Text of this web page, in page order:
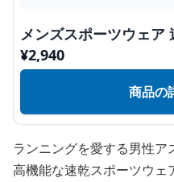
メンズスポーツウェア
¥2,940
商品の
ランニングを愛する男性ア
高機能な速乾スポーツウェ